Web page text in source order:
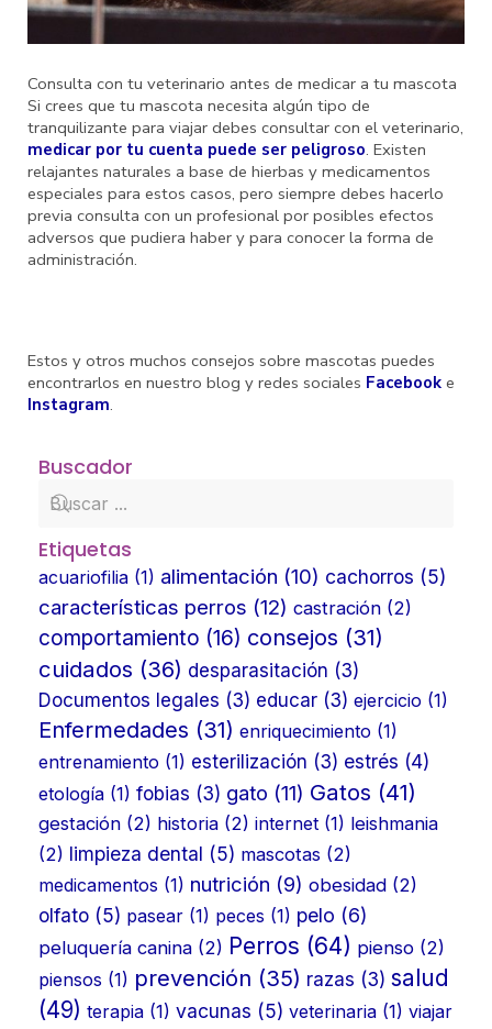
Consulta con tu veterinario antes de medicar a tu mascota
Si crees que tu mascota necesita algún tipo de
tranquilizante para viajar debes consultar con el veterinario,
medicar por tu cuenta puede ser peligroso. Existen
relajantes naturales a base de hierbas y medicamentos
especiales para estos casos, pero siempre debes hacerlo
previa consulta con un profesional por posibles efectos
adversos que pudiera haber y para conocer la forma de
administración.
Estos y otros muchos consejos sobre mascotas puedes
encontrarlos en nuestro blog y redes sociales Facebook e
Instagram.
Buscador
Etiquetas
acuariofilia (1) alimentación (10) cachorros (5)
características perros (12) castración (2)
comportamiento (16) consejos (31)
cuidados (36) desparasitación (3)
Documentos legales (3) educar (3) ejercicio (1)
Enfermedades (31) enriquecimiento (1)
entrenamiento (1) esterilización (3) estrés (4)
etología (1) fobias (3) gato (11) Gatos (41)
gestación (2) historia (2) internet (1) leishmania
(2) limpieza dental (5) mascotas (2)
medicamentos (1) nutrición (9) obesidad (2)
olfato (5) pasear (1) peces (1) pelo (6)
peluquería canina (2) Perros (64) pienso (2)
piensos (1) prevención (35) razas (3) salud
(49) terapia (1) vacunas (5) veterinaria (1) viajar